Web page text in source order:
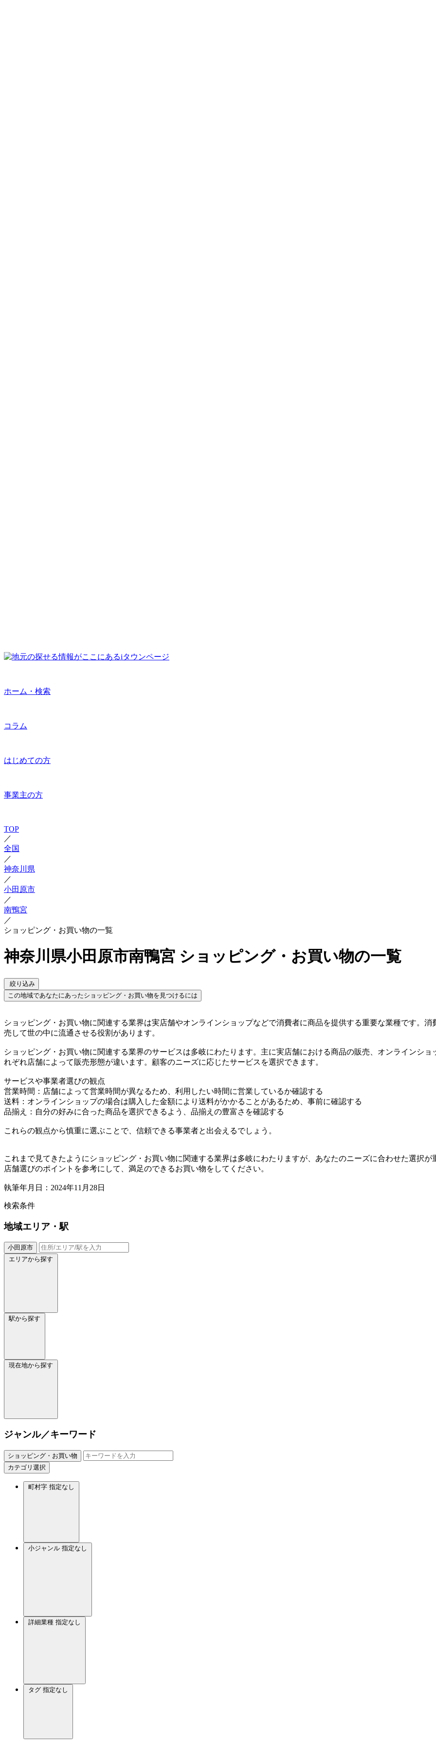
ホーム・検索
コラム
はじめての方
事業主の方
TOP
／
全国
／
神奈川県
／
小田原市
／
南鴨宮
／
ショッピング・お買い物の一覧
神奈川県小田原市南鴨宮 ショッピング・お買い物の一覧
絞り込み
この地域であなたにあったショッピング・お買い物を見つけるには
ショッピング・お買い物に関連する業界は実店舗やオンラインショップなどで消費者に商品を提供する重要な業種です。
売して世の中に流通させる役割があります。
ショッピング・お買い物に関連する業界のサービスは多岐にわたります。主に実店舗における商品の販売、オンラインシ
れぞれ店舗によって販売形態が違います。顧客のニーズに応じたサービスを選択できます。
サービスや事業者選びの観点
営業時間：店舗によって営業時間が異なるため、利用したい時間に営業しているか確認する
送料：オンラインショップの場合は購入した金額により送料がかかることがあるため、事前に確認する
品揃え：自分の好みに合った商品を選択できるよう、品揃えの豊富さを確認する
これらの観点から慎重に選ぶことで、信頼できる事業者と出会えるでしょう。
これまで見てきたようにショッピング・お買い物に関連する業界は多岐にわたりますが、あなたのニーズに合わせた選択が
店舗選びのポイントを参考にして、満足のできるお買い物をしてください。
執筆年月日：2024年11月28日
検索条件
地域エリア・駅
小田原市
エリアから探す
駅から探す
現在地から探す
ジャンル／キーワード
ショッピング・お買い物
カテゴリ選択
町村字 指定なし
小ジャンル 指定なし
詳細業種 指定なし
タグ 指定なし